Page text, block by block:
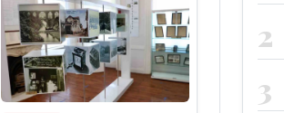
2
3